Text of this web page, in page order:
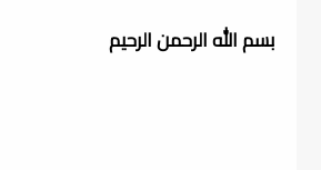
بسم الله الرحمن الرحيم